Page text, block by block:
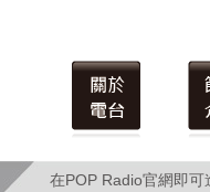
在POP Radio官網即
在POP Radio官網即